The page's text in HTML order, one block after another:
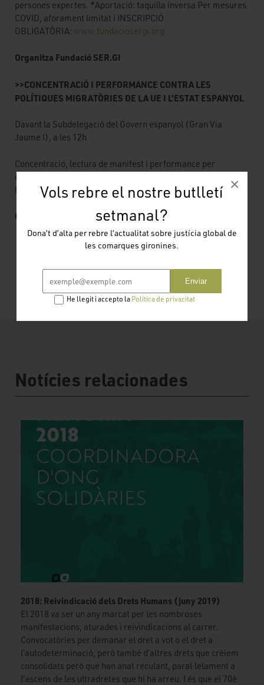
Vols rebre el nostre butlletí
setmanal?
Dona’t d’alta per rebre l’actualitat sobre justícia global de
les comarques gironines.
Enviar
He llegit i accepto la Política de privacitat
×
persones expertes. *Aportació: taquilla inversa Per mesures
COVID, aforament limitat i INSCRIPCIÓ
OBLIGATÒRIA: www.fundaciosergi.org
Organitza Fundació SER.GI
>>CONCENTRACiÓ I PERFORMANCE CONTRA LES
POLÍTIQUES MIGRATÒRIES DE LA UE I L'ESTAT ESPANYOL
Davant la Subdelegació del Govern espanyol (Gran Via
Jaume I), a les 12h
Concentració, lectura de manifest i performance per
denunciar les polítiques migratòries de la Unió Europea i de
l'Estat espanyol.
Organitza Girona Acull
Notícies relacionades
2018: Reivindicació dels Drets Humans (juny 2019)
El 2018 va ser un any marcat per les nombroses
manifestacions, aturades i reivindicacions al carrer.
Convocatòries per demanar el dret a vot o el dret a
l’autodeterminació, però també d’altres drets que crèiem
consolidats però que han anat reculant, paral·lelament a
l’ascens de les ultradretes que hi ha arreu. I és que el 70è